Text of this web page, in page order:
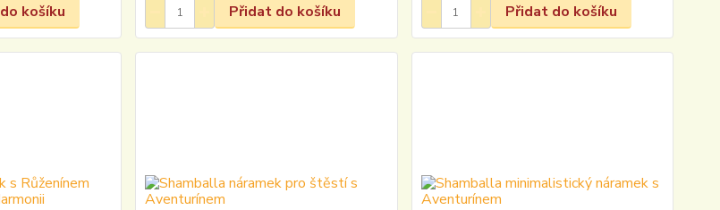
košíku Přidat do košíku Přidat do košíku